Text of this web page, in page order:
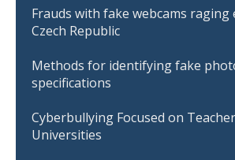
Frauds with fake webcams raging
Czech Republic
Methods for identifying fake
specifications
Cyberbullying Focused on
Universities